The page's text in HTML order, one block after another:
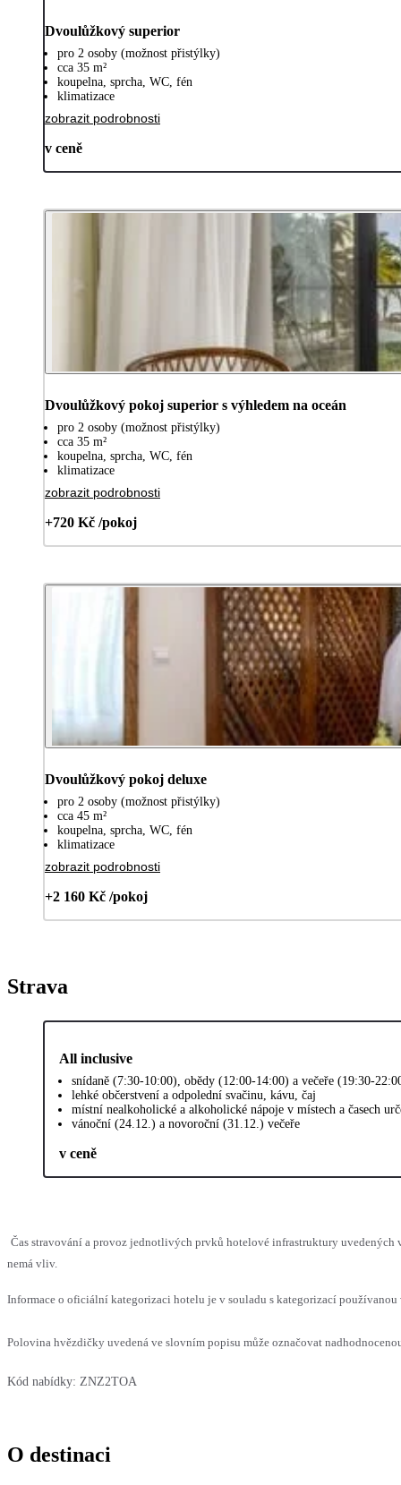
Dvoulůžkový superior
pro 2 osoby (možnost přistýlky)
cca 35 m²
koupelna, sprcha, WC, fén
klimatizace
zobrazit podrobnosti
v ceně
Dvoulůžkový pokoj superior s výhledem na oceán
pro 2 osoby (možnost přistýlky)
cca 35 m²
koupelna, sprcha, WC, fén
klimatizace
zobrazit podrobnosti
+720 Kč /pokoj
Dvoulůžkový pokoj deluxe
pro 2 osoby (možnost přistýlky)
cca 45 m²
koupelna, sprcha, WC, fén
klimatizace
zobrazit podrobnosti
+2 160 Kč /pokoj
Strava
All inclusive
snídaně (7:30-10:00), obědy (12:00-14:00) a večeře (19:30-
lehké občerstvení a odpolední svačinu, kávu, čaj
místní nealkoholické a alkoholické nápoje v místech a časech
vánoční (24.12.) a novoroční (31.12.) večeře
v ceně
Čas stravování a provoz jednotlivých prvků hotelové infrastruktury uvedených
nemá vliv.
Informace o oficiální kategorizaci hotelu je v souladu s kategorizací
Polovina hvězdičky uvedená ve slovním popisu může označovat
Kód nabídky: ZNZ2TOA
O destinaci